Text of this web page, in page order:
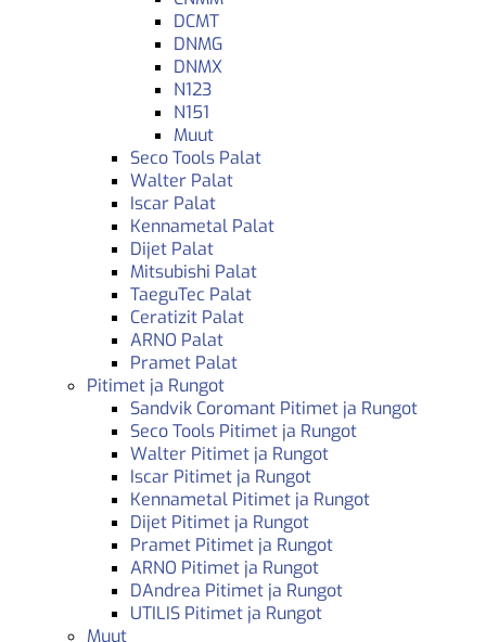
DCMT
DNMG
DNMX
N123
N151
Muut
Seco Tools Palat
Walter Palat
Iscar Palat
Kennametal Palat
Dijet Palat
Mitsubishi Palat
TaeguTec Palat
Ceratizit Palat
ARNO Palat
Pramet Palat
Pitimet ja Rungot
Sandvik Coromant Pitimet ja Rungot
Seco Tools Pitimet ja Rungot
Walter Pitimet ja Rungot
Iscar Pitimet ja Rungot
Kennametal Pitimet ja Rungot
Dijet Pitimet ja Rungot
Pramet Pitimet ja Rungot
ARNO Pitimet ja Rungot
DAndrea Pitimet ja Rungot
UTILIS Pitimet ja Rungot
Muut